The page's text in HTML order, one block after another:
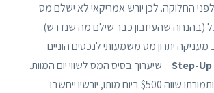
החלוקה. לכן יורש אמריקאי לא ישלם מס
(בהנחה שהעיזבון כבר שילם מה שנדרש).
יתרון מס משמעותי לנכסים הוניים
Step-– שיערוך בסיס המס לשווי יום המוות.
כלו נכס ב-$100 ותמורתו שווה $500 ביום מותו, יורשיו ייחשבו